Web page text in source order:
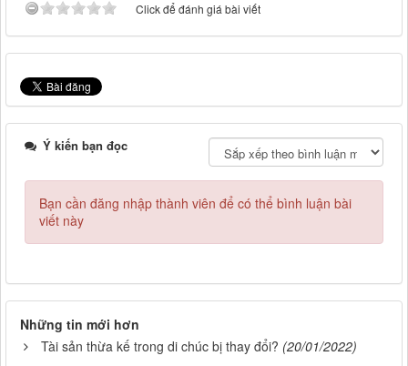
Click để đánh giá bài viết
Ý kiến bạn đọc
Bạn cần đăng nhập thành viên để có thể bình luận bài
viết này
Những tin mới hơn
Tài sản thừa kế trong di chúc bị thay đổi? (20/01/2022)